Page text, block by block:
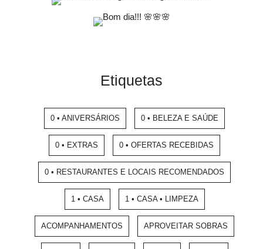
Etiquetas
0 • ANIVERSÁRIOS 0 • BELEZA E SAÚDE
0 • EXTRAS 0 • OFERTAS RECEBIDAS
0 • RESTAURANTES E LOCAIS RECOMENDADOS
1 • CASA 1 • CASA • LIMPEZA
ACOMPANHAMENTOS APROVEITAR SOBRAS